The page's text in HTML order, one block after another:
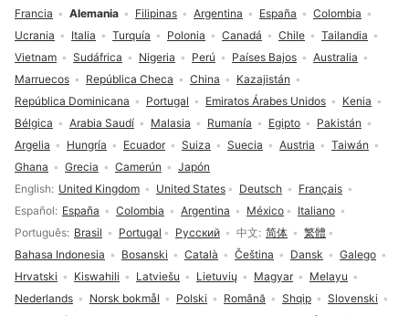
Selección de idioma
English United Kingdom United States Deutsch
Français
Español
España Colombia Argentina México
Italiano
Português Brasil Portugal Русский 中文 简体
繁體
Bahasa Indonesia
Bosanski Català Čeština Dansk
Galego
Hrvatski
Kiswahili Latviešu Lietuvių Magyar
Melayu
Nederlands
Norsk bokmål Polski Română Shqip
Slovenski
Francia
Alemania Filipinas Argentina España
Colombia
Ucrania
Italia Turquía Polonia Canadá Chile
Tailandia
Vietnam
Sudáfrica Nigeria Perú Países Bajos
Australia
Marruecos
República Checa China
Kazajistán
República Dominicana
Portugal Emiratos Árabes Unidos
Kenia
Bélgica
Arabia Saudí Malasia Rumanía Egipto
Pakistán
Argelia
Hungría Ecuador Suiza Suecia Austria
Taiwán
Ghana
Grecia Camerún Japón